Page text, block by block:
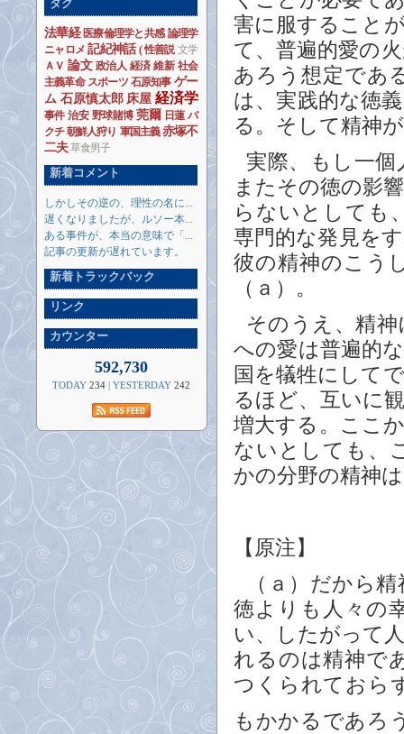
害に服すること
て、普遍的愛の
あろう想定であ
は、実践的な徳
る。そして精神
実際、もし一
またその徳の影
らないとしても
専門的な発見を
彼の精神のこう
（ａ）。
そのうえ、精
への愛は普遍的
国を犠牲にして
るほど、互いに
増大する。ここ
ないとしても、
かの分野の精神
【原注】
（ａ）だから
徳よりも人々の
い、したがって
れるのは精神で
つくられておら
もかかるであろ
タグ
法華経 医療倫理学と共感 論理学
ニャロメ 記紀神話 ( 性善説 文学
ＡＶ 論文 政治人 経済 維新 社会
主義革命 スポーツ 石原知事 ゲー
ム 石原慎太郎 床屋 経済学
事件 治安 野球賭博 莞爾 日蓮 バ
クチ 朝鮮人狩り 軍国主義 赤塚不
二夫 草食男子
新着コメント
しかしその逆の、理性の名に...
遅くなりましたが、ルソー本...
ある事件が、本当の意味で「...
記事の更新が遅れています。
新着トラックバック
リンク
カウンター
592,730
TODAY 234| YESTERDAY 242